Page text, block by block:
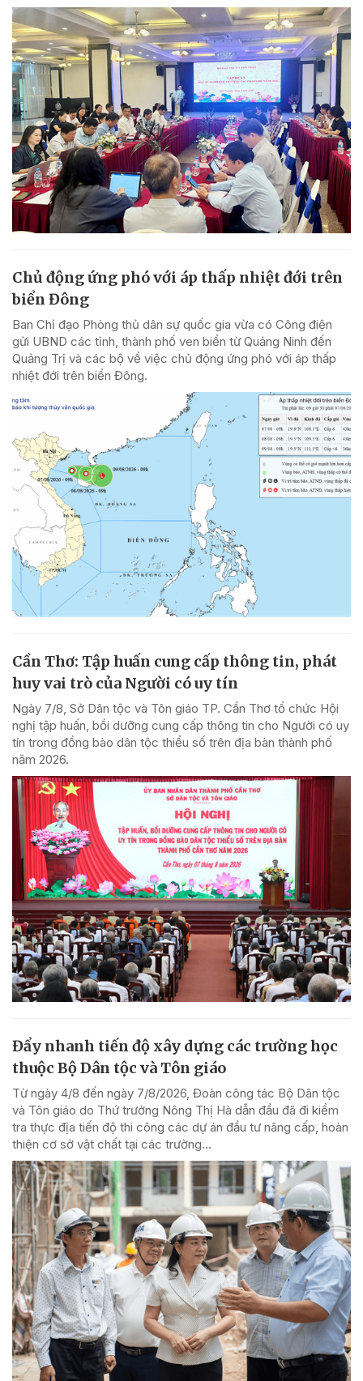
Chủ động ứng phó với áp thấp nhiệt đới trên
biển Đông
Ban Chỉ đạo Phòng thủ dân sự quốc gia vừa có Công điện
gửi UBND các tỉnh, thành phố ven biển từ Quảng Ninh đến
Quảng Trị và các bộ về việc chủ động ứng phó với áp thấp
nhiệt đới trên biển Đông.
Cần Thơ: Tập huấn cung cấp thông tin, phát
huy vai trò của Người có uy tín
Ngày 7/8, Sở Dân tộc và Tôn giáo TP. Cần Thơ tổ chức Hội
nghị tập huấn, bồi dưỡng cung cấp thông tin cho Người có uy
tín trong đồng bào dân tộc thiểu số trên địa bàn thành phố
năm 2026.
Đẩy nhanh tiến độ xây dựng các trường học
thuộc Bộ Dân tộc và Tôn giáo
Từ ngày 4/8 đến ngày 7/8/2026, Đoàn công tác Bộ Dân tộc
và Tôn giáo do Thứ trưởng Nông Thị Hà dẫn đầu đã đi kiểm
tra thực địa tiến độ thi công các dự án đầu tư nâng cấp, hoàn
thiện cơ sở vật chất tại các trường...